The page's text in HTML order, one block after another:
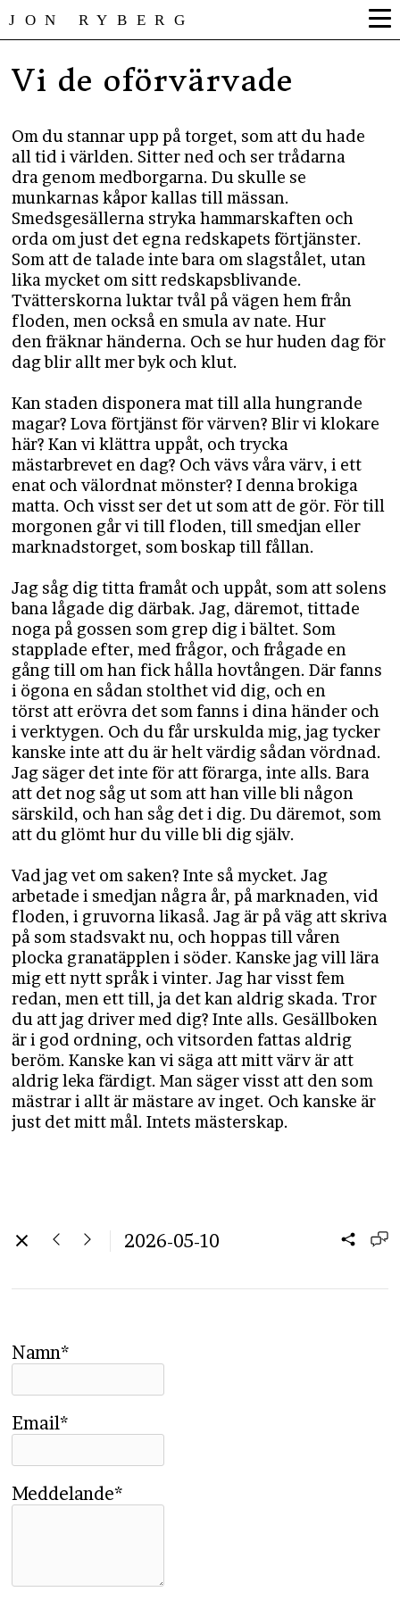
JON RYBERG
Vi de oförvärvade
Om du stannar upp på torget, som att du hade
all tid i världen. Sitter ned och ser trådarna
dra genom medborgarna. Du skulle se
munkarnas kåpor kallas till mässan.
Smedsgesällerna stryka hammarskaften och
orda om just det egna redskapets förtjänster.
Som att de talade inte bara om slagstålet, utan
lika mycket om sitt redskapsblivande.
Tvätterskorna luktar tvål på vägen hem från
floden, men också en smula av nate. Hur
den fräknar händerna. Och se hur huden dag för
dag blir allt mer byk och klut.
Kan staden disponera mat till alla hungrande
magar? Lova förtjänst för värven? Blir vi klokare
här? Kan vi klättra uppåt, och trycka
mästarbrevet en dag? Och vävs våra värv, i ett
enat och välordnat mönster? I denna brokiga
matta. Och visst ser det ut som att de gör. För till
morgonen går vi till floden, till smedjan eller
marknadstorget, som boskap till fållan.
Jag såg dig titta framåt och uppåt, som att solens
bana lågade dig därbak. Jag, däremot, tittade
noga på gossen som grep dig i bältet. Som
stapplade efter, med frågor, och frågade en
gång till om han fick hålla hovtången. Där fanns
i ögona en sådan stolthet vid dig, och en
törst att erövra det som fanns i dina händer och
i verktygen. Och du får urskulda mig, jag tycker
kanske inte att du är helt värdig sådan vördnad.
Jag säger det inte för att förarga, inte alls. Bara
att det nog såg ut som att han ville bli någon
särskild, och han såg det i dig. Du däremot, som
att du glömt hur du ville bli dig själv.
Vad jag vet om saken? Inte så mycket. Jag
arbetade i smedjan några år, på marknaden, vid
floden, i gruvorna likaså. Jag är på väg att skriva
på som stadsvakt nu, och hoppas till våren
plocka granatäpplen i söder. Kanske jag vill lära
mig ett nytt språk i vinter. Jag har visst fem
redan, men ett till, ja det kan aldrig skada. Tror
du att jag driver med dig? Inte alls. Gesällboken
är i god ordning, och vitsorden fattas aldrig
beröm. Kanske kan vi säga att mitt värv är att
aldrig leka färdigt. Man säger visst att den som
mästrar i allt är mästare av inget. Och kanske är
just det mitt mål. Intets mästerskap.
2026-05-10
Namn*
Email*
Meddelande*